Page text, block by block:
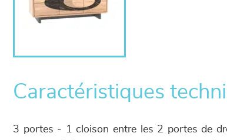
Caractéristiques
3 portes - 1 cloison entre les 2 portes de